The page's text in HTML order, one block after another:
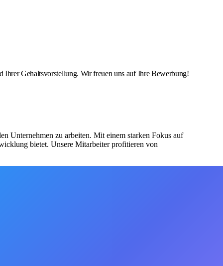
Ihrer Gehaltsvorstellung. Wir freuen uns auf Ihre Bewerbung!
Unternehmen zu arbeiten. Mit einem starken Fokus auf
bietet. Unsere Mitarbeiter profitieren von